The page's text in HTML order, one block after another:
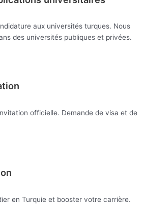
aux universités turques. Nous
des universités publiques et privées.
officielle. Demande de visa et de
en Turquie et booster votre carrière.